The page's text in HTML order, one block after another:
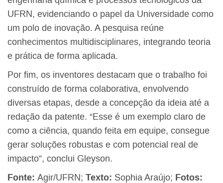
UFRN, evidenciando o papel da Universidade como
um polo de inovação. A pesquisa reúne
conhecimentos multidisciplinares, integrando teoria
e prática de forma aplicada.
Por fim, os inventores destacam que o trabalho foi
construído de forma colaborativa, envolvendo
diversas etapas, desde a concepção da ideia até a
redação da patente. “Esse é um exemplo claro de
como a ciência, quando feita em equipe, consegue
gerar soluções robustas e com potencial real de
impacto”, conclui Gleyson.
Fonte: Agir/UFRN; Texto: Sophia Araújo; Fotos: